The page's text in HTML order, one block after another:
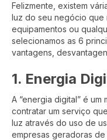
Felizmente, existem
luz do seu negócio que
equipamentos ou
selecionamos as 6
vantagens,
1. Energia
A “energia digital” é
contratar um serviço
luz através do uso de
empresas geradoras de